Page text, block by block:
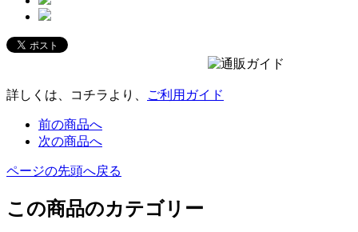
詳しくは、コチラより、 ご利用ガイド
前の商品へ
次の商品へ
ページの先頭へ戻る
この商品のカテゴリー